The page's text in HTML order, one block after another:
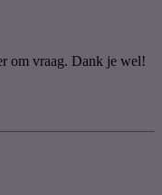
om vraag. Dank je wel!